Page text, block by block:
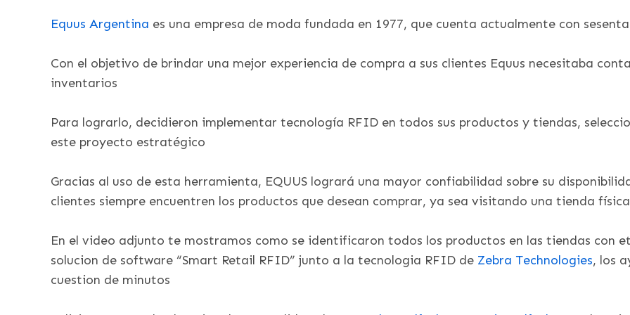
Equus Argentina es una empresa de moda fundada en 1977, que cuenta actualmente con
Con el objetivo de brindar una mejor experiencia de compra a sus clientes Equus necesitaba
inventarios
Para lograrlo, decidieron implementar tecnología RFID en todos sus productos y tiendas,
este proyecto estratégico
Gracias al uso de esta herramienta, EQUUS logrará una mayor confiabilidad sobre su
clientes siempre encuentren los productos que desean comprar, ya sea visitando una tienda
En el video adjunto te mostramos como se identificaron todos los productos en las tiendas con
solucion de software “Smart Retail RFID” junto a la tecnologia RFID de Zebra Technologies, los
cuestion de minutos